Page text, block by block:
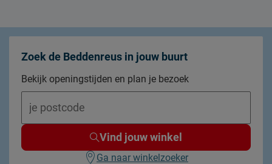
Zoek de Beddenreus in jouw buurt
Bekijk openingstijden en plan je bezoek
Vind jouw winkel
Ga naar winkelzoeker